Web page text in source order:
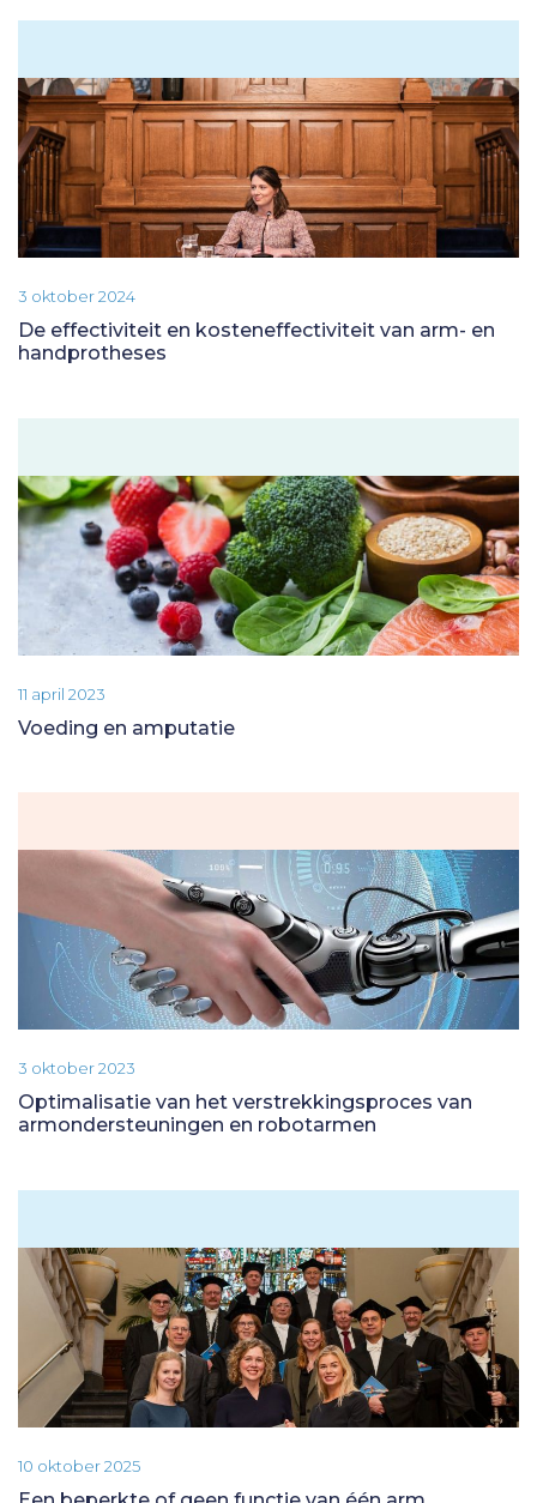
3 oktober 2024
De effectiviteit en kosteneffectiviteit van arm- en
handprotheses
11 april 2023
Voeding en amputatie
3 oktober 2023
Optimalisatie van het verstrekkingsproces van
armondersteuningen en robotarmen
10 oktober 2025